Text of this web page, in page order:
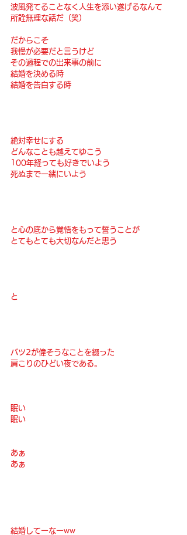
波風発てることなく人生を添い遂げるなんて
所詮無理な話だ（笑）
だからこそ
我慢が必要だと言うけど
その過程での出来事の前に
結婚を決める時
結婚を告白する時
絶対幸せにする
どんなことも越えてゆこう
100年経っても好きでいよう
死ぬまで一緒にいよう
と心の底から覚悟をもって誓うことが
とてもとても大切なんだと思う
と
バツ2が偉そうなことを綴った
肩こりのひどい夜である。
眠い
眠い
あぁ
あぁ
結婚してーなーww